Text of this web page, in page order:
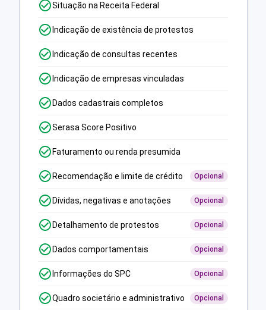
Situação na Receita Federal
Indicação de existência de protestos
Indicação de consultas recentes
Indicação de empresas vinculadas
Dados cadastrais completos
Serasa Score Positivo
Faturamento ou renda presumida
Recomendação e limite de crédito Opcional
Dívidas, negativas e anotações Opcional
Detalhamento de protestos Opcional
Dados comportamentais Opcional
Informações do SPC Opcional
Quadro societário e administrativo Opcional